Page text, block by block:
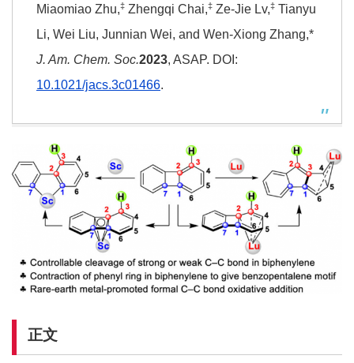
Miaomiao Zhu,‡ Zhengqi Chai,‡ Ze-Jie Lv,‡ Tianyu
Li, Wei Liu, Junnian Wei, and Wen-Xiong Zhang,*
J. Am. Chem. Soc.2023, ASAP. DOI:
10.1021/jacs.3c01466.
正文